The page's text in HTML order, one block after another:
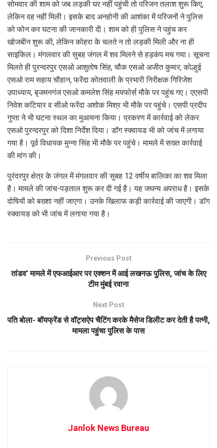
सोमवार की शाम को जब लड़की घर नहीं पहुंची तो परिजन तलाश शुरू किए,
लेकिन वह नहीं मिली। इसके बाद अनहोनी की आशंका में परिजनों ने पुलिस
को फोन कर घटना की जानकारी दी। शाम को ही पुलिस ने पहुंच कर
खोजबीन शुरू की, लेकिन कोहरा के चलते न तो लड़की मिली और ना ही
साइकिल। मंगलवार की सुबह जंगल में शव मिलने से हड़कंप मच गया। सूचना
मिलते ही पुरन्दरपुर एसओ आशुतोष सिंह, चौक एसओ अजीत कुमार, कोल्हुई
एसओ राम सहाय चौहान, फरेंदा कोतवाली के प्रभारी निरीक्षक गिरिजेश
उपाध्याय, बृजमनगंज एसओ कमलेश सिंह मयफोर्स मौके पर पहुंच गए। एएसपी
निवेश कटियार व सीओ फरेंदा अशोक मिश्र भी मौके पर पहुंचे। एसपी प्रदीप
गुप्ता ने भी घटना स्थल का मुआयना किया। प्रकरण में कार्रवाई को लेकर
एसओ पुरन्दरपुर को दिशा निर्देश दिया। डॉग स्क्वायड भी को जांच में लगाया
गया है। पूर्व विधायक मुन्ना सिंह भी मौके पर पहुंचे। मामले में सख्त कार्रवाई
की मांग की।
पुरंदरपुर क्षेत्र के जंगल में मंगलवार की सुबह 12 वर्षीय बालिका का शव मिला
है। मामले की जांच-पड़ताल शुरू कर दी गई है। यह जघन्य अपराध है। इसके
दोषियों को बख्शा नहीं जाएगा। उनके खिलाफ कड़ी कार्रवाई की जाएगी। डॉग
स्क्वायड को भी जांच में लगाया गया है।
Previous Post
तांडव’ मामले में एफआईआर पर एक्शन में आई लखनऊ पुलिस, जांच के लिए
टीम मुंबई रवाना
Next Post
पति बोला- बॉयफ्रेंड से वॉट्सऐप चैटिंग करके मैसेज डिलीट कर देती है पत्नी,
मामला पहुंचा पुलिस के पास
Janlok News Bureau